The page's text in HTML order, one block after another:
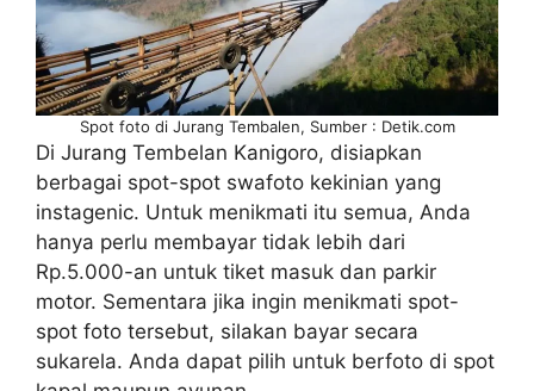
Spot foto di Jurang Tembalen, Sumber : Detik.com
Di Jurang Tembelan Kanigoro, disiapkan
berbagai spot-spot swafoto kekinian yang
instagenic. Untuk menikmati itu semua, Anda
hanya perlu membayar tidak lebih dari
Rp.5.000-an untuk tiket masuk dan parkir
motor. Sementara jika ingin menikmati spot-
spot foto tersebut, silakan bayar secara
sukarela. Anda dapat pilih untuk berfoto di spot